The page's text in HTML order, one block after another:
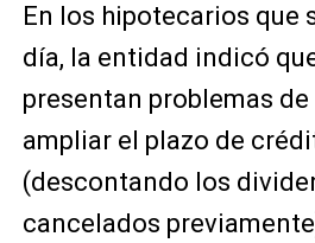
En los hipotecarios que
día, la entidad indicó
presentan problemas
ampliar el plazo de
(descontando los
cancelados